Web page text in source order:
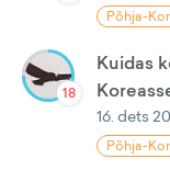
Põhja-
18
Kuidas
16. dets
Põhja-